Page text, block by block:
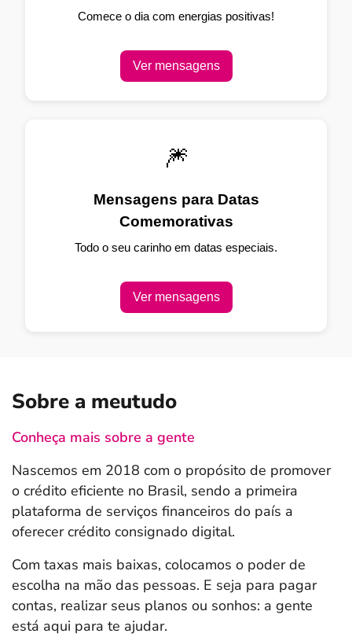
Comece o dia com energias positivas!
Ver mensagens
🎆
Mensagens para Datas
Comemorativas
Todo o seu carinho em datas especiais.
Ver mensagens
Sobre a meutudo
Conheça mais sobre a gente
Nascemos em 2018 com o propósito de promover
o crédito eficiente no Brasil, sendo a primeira
plataforma de serviços financeiros do país a
oferecer crédito consignado digital.
Com taxas mais baixas, colocamos o poder de
escolha na mão das pessoas. E seja para pagar
contas, realizar seus planos ou sonhos: a gente
está aqui para te ajudar.